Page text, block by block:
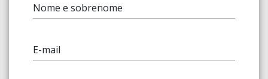
Nome e sobrenome
E-mail